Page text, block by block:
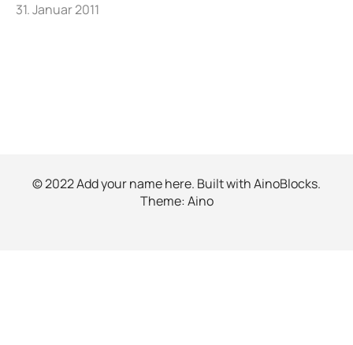
31. Januar 2011
© 2022 Add your name here. Built withAinoBlocks.
Theme:Aino